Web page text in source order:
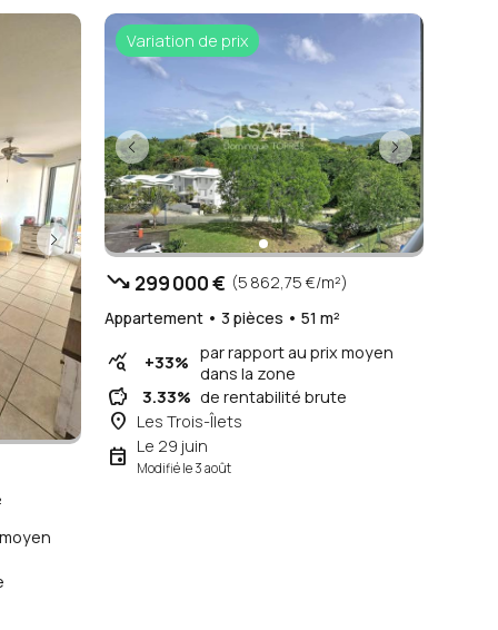
Variation de prix
trending_down 299 000 € (5 862,75 €/m²)
Appartement • 3 pièces • 51 m²
query_stats +33% par rapport au prix moyen
dans la zone
savings 3.33% de rentabilité brute
place Les Trois-Îlets
event Le 29 juin
Modifié le 3 août